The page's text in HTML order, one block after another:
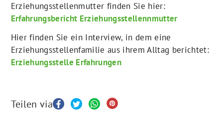
Erziehungsstellenmutter finden Sie hier:
Erfahrungsbericht Erziehungsstellennmutter
Hier finden Sie ein Interview, in dem eine
Erziehungsstellenfamilie aus ihrem Alltag berichtet:
Erziehungsstelle Erfahrungen
Teilen via